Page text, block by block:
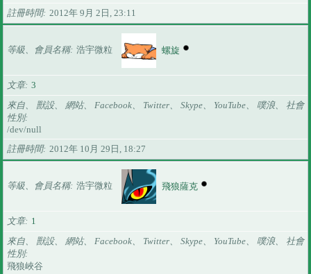
註冊時間 2012年 9月 2日, 23:11
等級、會員名稱 浩宇微粒 螺旋
文章 3
來自、 獸設、 網站、 Facebook、 Twitter、 Skype、 YouTube、 噗浪、 社會
性別
/dev/null
註冊時間
2012年 10月 29日, 18:27
等級、會員名稱 浩宇微粒 飛狼薩克
文章
1
來自、 獸設、 網站、 Facebook、 Twitter、 Skype、 YouTube、 噗浪、 社會
性別
飛狼峽谷